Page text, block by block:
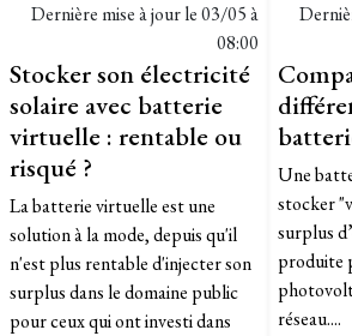
Dernière mise à jour le03/05 à
08:00
Stocker son électricité
solaire avec batterie
virtuelle : rentable ou
risqué ?
La batterie virtuelle est une
solution à la mode, depuis qu'il
n'est plus rentable d'injecter son
surplus dans le domaine public
pour ceux qui ont investi dans
Une
stocker
surplus
produite
réseau....